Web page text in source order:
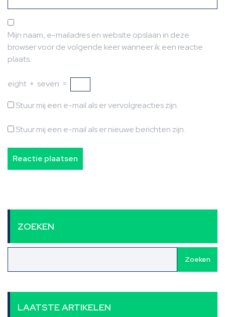
Mijn naam, e-mailadres en website opslaan in deze
browser voor de volgende keer wanneer ik een reactie
plaats.
eight + seven =
Stuur mij een e-mail als er vervolgreacties zijn.
Stuur mij een e-mail als er nieuwe berichten zijn.
ZOEKEN
Zoeken
LAATSTE ARTIKELEN